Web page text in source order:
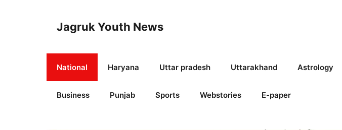
Jagruk Youth News
National Haryana Uttar pradesh Uttarakhand Astrology
Business Punjab Sports Webstories E-paper